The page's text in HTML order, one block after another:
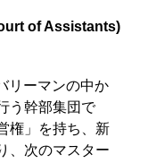
of Assistants)
リーマンの中か
う幹部集団で
権」を持ち、新
、次のマスター